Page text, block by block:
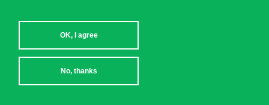
Copyright © 2026 Women's Environment and
Development Organization
OK, I agree
No, thanks